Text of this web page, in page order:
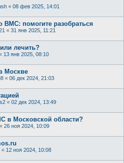
« 08 фев 2025, 14:01
ВМС: помогите разобраться
« 31 янв 2025, 11:21
лечить?
13 янв 2025, 08:10
Москве
« 06 дек 2024, 21:03
« 02 дек 2024, 13:49
в Московской области?
« 26 ноя 2024, 10:09
« 12 ноя 2024, 10:08